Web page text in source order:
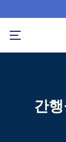
로
메
간